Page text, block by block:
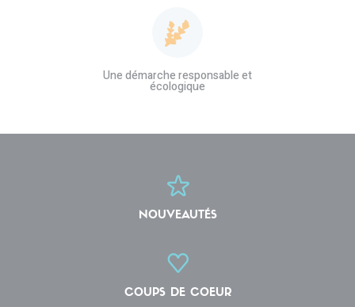
Une démarche responsable et
écologique
NOUVEAUTÉS
COUPS DE COEUR